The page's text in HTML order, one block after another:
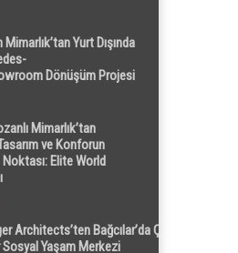
Yurt Dışında
Dönüşüm Projesi
Mimarlık’tan
ve Konforun
Elite World
Architects’ten Bağcılar’da Çok
Sosyal Yaşam Merkezi